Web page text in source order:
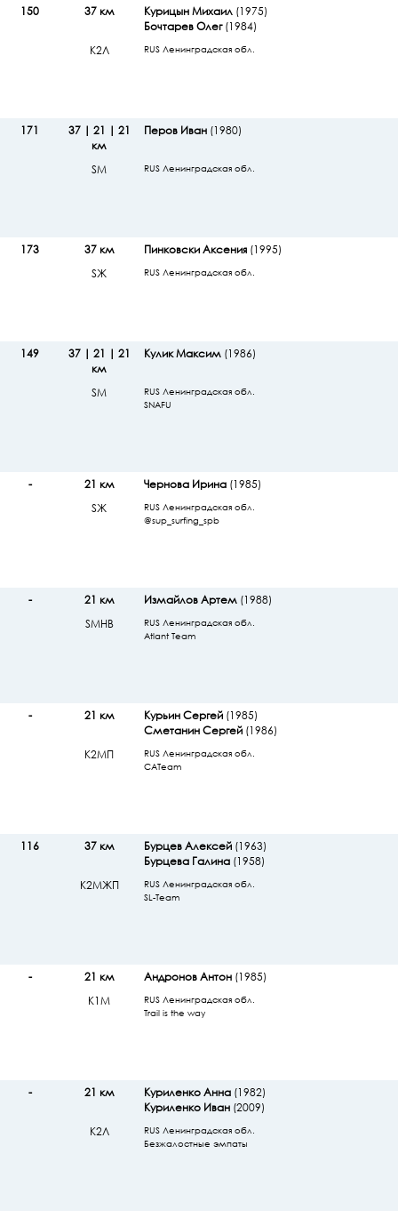
150 37 км
К2Л
Курицын Михаил(1975)
Бочтарев Олег(1984)
RUS Ленинградская обл.
171
37 | 21 | 21
км
SМ
Перов Иван(1980)
RUS Ленинградская обл.
173
37 км
SЖ
Пинковски Аксения(1995)
RUS Ленинградская обл.
149
37 | 21 | 21
км
SМ
Кулик Максим(1986)
RUS Ленинградская обл.
SNAFU
-
21 км
SЖ
Чернова Ирина(1985)
RUS Ленинградская обл.
@sup_surfing_spb
-
21 км
SМHB
Измайлов Артем(1988)
RUS Ленинградская обл.
Atlant Team
- 21 км
К2МП
Курьин Сергей(1985)
Сметанин Сергей(1986)
RUS Ленинградская обл.
CATeam
116 37 км
К2МЖП
Бурцев Алексей(1963)
Бурцева Галина(1958)
RUS Ленинградская обл.
SL-Team
-
21 км
К1М
Андронов Антон(1985)
RUS Ленинградская обл.
Trail is the way
- 21 км
К2Л
Куриленко Анна(1982)
Куриленко Иван(2009)
RUS Ленинградская обл.
Безжалостные эмпаты